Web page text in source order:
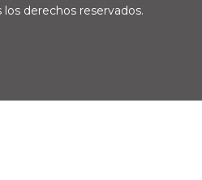
derechos reservados.